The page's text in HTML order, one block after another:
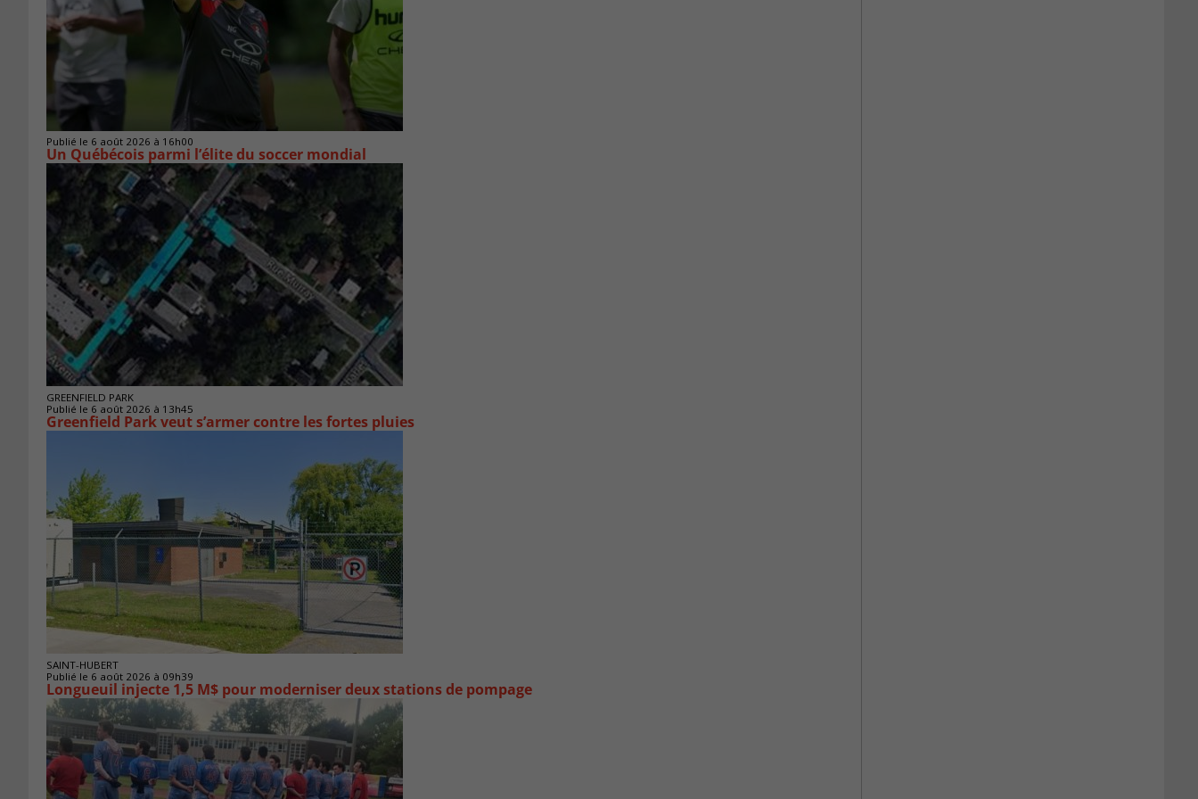
Publié le 6 août 2026 à 16h00
Un Québécois parmi l’élite du soccer mondial
GREENFIELD PARK
Publié le 6 août 2026 à 13h45
Greenfield Park veut s’armer contre les fortes pluies
SAINT-HUBERT
Publié le 6 août 2026 à 09h39
Longueuil injecte 1,5 M$ pour moderniser deux stations de pompage